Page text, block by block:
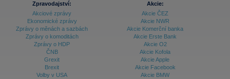
Databanka - Ekonomický růst
Databanka - Indexy
Databanka - Měnové kurzy
Databanka - Trh práce
Databanka - Úrokové sazby
Zpravodajství:
Akciové zprávy
Ekonomické zprávy
Zprávy o měnách a sazbách
Zprávy o komoditách
Zprávy o HDP
ČNB
Grexit
Brexit
Volby v USA
Akcie:
Akcie ČEZ
Akcie NWR
Akcie Komerční banka
Akcie Erste Bank
Akcie O2
Akcie Kofola
Akcie Apple
Akcie Facebook
Akcie BMW